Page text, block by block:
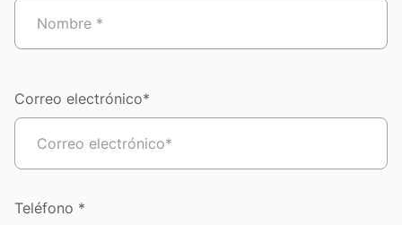
Correo electrónico*
Teléfono *